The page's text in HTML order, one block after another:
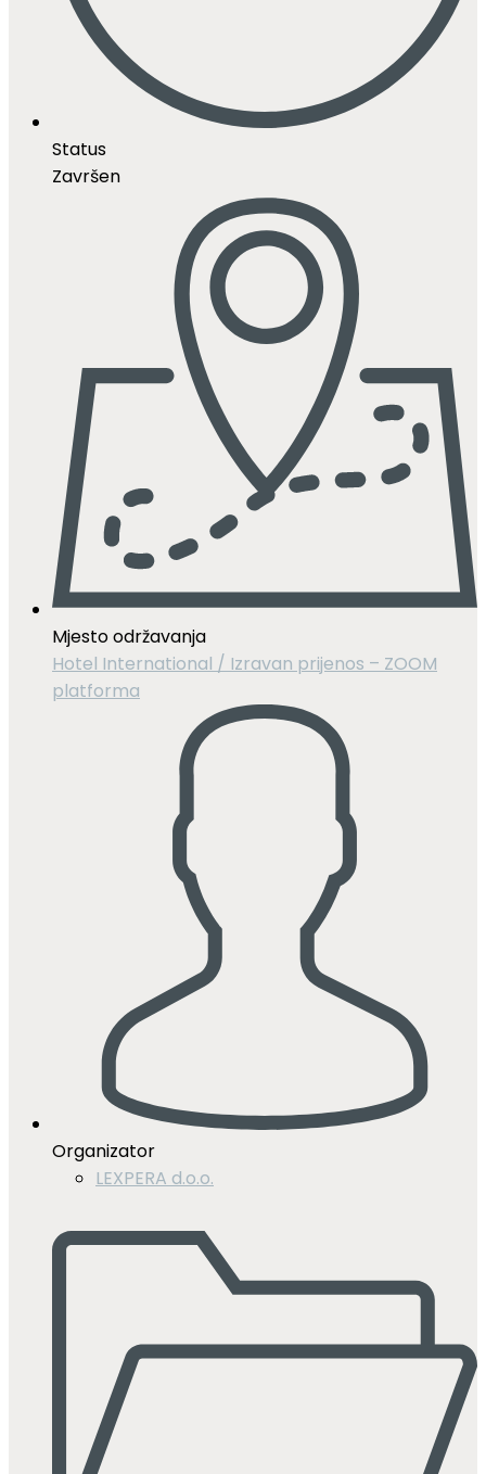
Status
Završen
Mjesto održavanja
Hotel International / Izravan prijenos – ZOOM
platforma
Organizator
LEXPERA d.o.o.